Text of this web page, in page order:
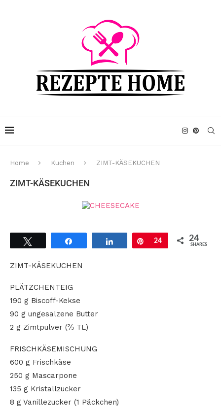
Home Kuchen ZIMT-KÄSEKUCHEN
ZIMT-KÄSEKUCHEN
Pin
24 24
SHARES
ZIMT-KÄSEKUCHEN
PLÄTZCHENTEIG
190 g Biscoff-Kekse
90 g ungesalzene Butter
2 g Zimtpulver (⅔ TL)
FRISCHKÄSEMISCHUNG
600 g Frischkäse
250 g Mascarpone
135 g Kristallzucker
8 g Vanillezucker (1 Päckchen)